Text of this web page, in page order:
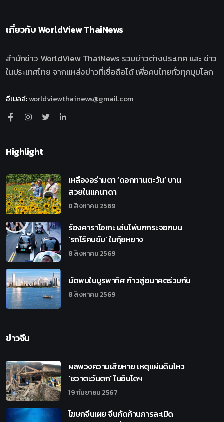
เกี่ยวกับWorldView ThaiNews
สำนักข่าว WorldView ThaiNews รวมข่าวต่างประเทศ และ ข่าว
ในประเทศไทย จากแหล่งข่าวที่เชื่อถือได้ เพื่อคนไทยทั่วทุกมุมโลก
อีเมลล์:worldviewthainews@gmail.com
Highlight
เหลืองอร่ามตา ‘ดอกทานตะวัน’ บาน
สวยในแคนาดา
8 สิงหาคม 2569
ร้องคาราโอเกะ เล่นไพ่นกกระจอกบน
‘รถไร้คนขับ’ ในกุ้ยหยาง
8 สิงหาคม 2569
นัดพบในบูรพาทิศ ก้าวสู่อนาคตร่วมกัน
8 สิงหาคม 2569
ข่าวจีน
ผลพวงความเสียหาย เหตุแผ่นดินไหว
'ชวาตะวันตก' ในอินโดฯ
19 กันยายน 2567
โฆษกจีนเผย จีนคัดค้านการละเมิด